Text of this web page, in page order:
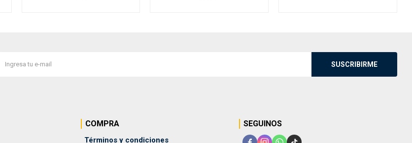
SUSCRIBIRME
COMPRA
Términos y condiciones
SEGUINOS